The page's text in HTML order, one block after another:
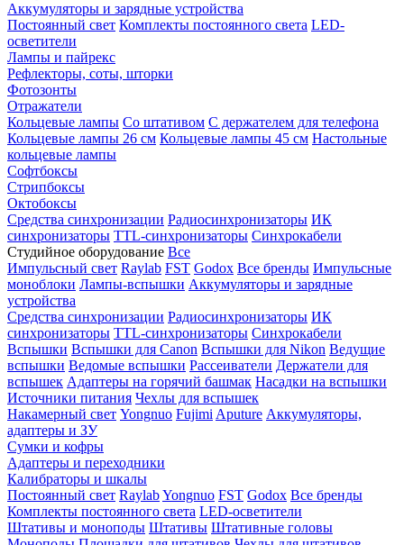
Аккумуляторы и зарядные устройства
Постоянный свет Комплекты постоянного света LED-
осветители
Лампы и пайрекс
Рефлекторы, соты, шторки
Фотозонты
Отражатели
Кольцевые лампы Со штативом С держателем для телефона
Кольцевые лампы 26 см Кольцевые лампы 45 см Настольные
кольцевые лампы
Софтбоксы
Стрипбоксы
Октобоксы
Средства синхронизации Радиосинхронизаторы ИК
синхронизаторы TTL-синхронизаторы Синхрокабели
Студийное оборудование Все
Импульсный свет Raylab FST Godox Все бренды Импульсные
моноблоки Лампы-вспышки Аккумуляторы и зарядные
устройства
Средства синхронизации Радиосинхронизаторы ИК
синхронизаторы TTL-синхронизаторы Синхрокабели
Вспышки Вспышки для Canon Вспышки для Nikon Ведущие
вспышки Ведомые вспышки Рассеиватели Держатели для
вспышек Адаптеры на горячий башмак Насадки на вспышки
Источники питания Чехлы для вспышек
Накамерный свет Yongnuo Fujimi Aputure Аккумуляторы,
адаптеры и ЗУ
Сумки и кофры
Адаптеры и переходники
Калибраторы и шкалы
Постоянный свет RaylabYongnuo FST Godox Все бренды
Комплекты постоянного света LED-осветители
Штативы и моноподы Штативы Штативные головы